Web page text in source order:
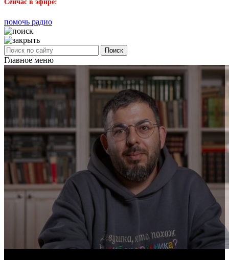
Сейчас в эфире:
помочь радио
Поиск
Главное меню